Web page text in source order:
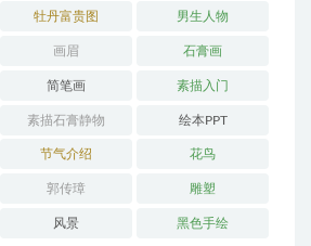
牡丹富贵图 男生人物
画眉 石膏画
简笔画 素描入门
素描石膏静物 绘本PPT
节气介绍 花鸟
郭传璋 雕塑
风景 黑色手绘